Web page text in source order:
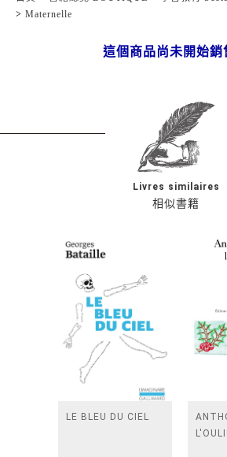
> Maternelle
這個商品尚未開始銷
相似書籍
Livres similaires
LE BLEU DU CIEL